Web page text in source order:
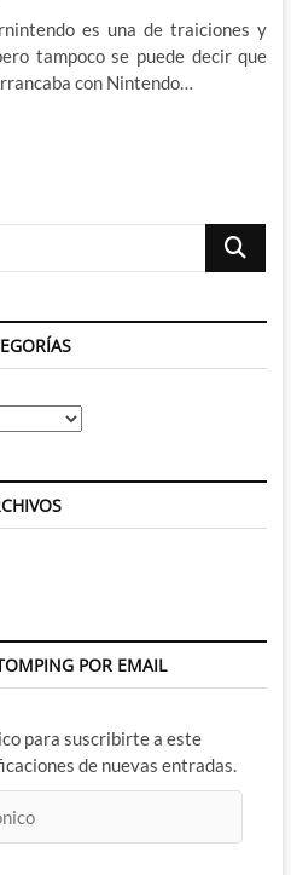
es una de traiciones y
tampoco se puede decir que
con Nintendo…
Buscar
POR EMAIL
para suscribirte a este
de nuevas entradas.